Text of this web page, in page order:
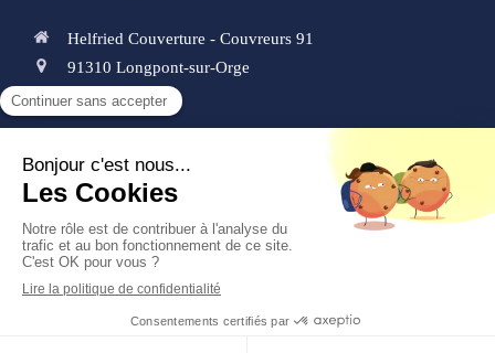
Helfried Couverture - Couvreurs 91
91310 Longpont-sur-Orge
0185153339
Plan du site